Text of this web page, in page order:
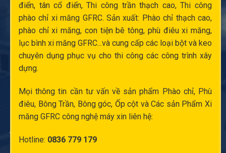
điển, tân cổ điển,Thi công trần thạch cao,Thi công
phào chỉ xi măng GFRC. Sản xuất: Phào chỉ thạch cao,
phào chỉ xi măng, con tiện bê tông, phù điêu xi măng,
lục bình xi măng GFRC...và cung cấp các loại bột và keo
chuyên dụng phục vụ cho thi công các công trình xây
dựng.
Mọi thông tin cần tư vấn về sản phẩm Phào chỉ, Phù
điêu, Bông Trần, Bông góc, Ốp cột và Các sản Phẩm Xi
măng GFRC công nghệ máy xin liên hệ:
Hotline: 0836 779 179